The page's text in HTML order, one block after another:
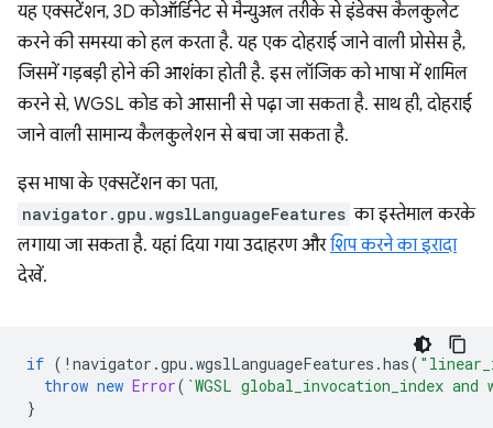
यह एक्सटेंशन, 3D कोऑर्डिनेट से मैन्युअल तरीके से इंडेक्स कैलकुलेट
करने की समस्या को हल करता है. यह एक दोहराई जाने वाली प्रोसेस है,
जिसमें गड़बड़ी होने की आशंका होती है. इस लॉजिक को भाषा में शामिल
करने से, WGSL कोड को आसानी से पढ़ा जा सकता है. साथ ही, दोहराई
जाने वाली सामान्य कैलकुलेशन से बचा जा सकता है.
इस भाषा के एक्सटेंशन का पता,
navigator.gpu.wgslLanguageFeatures का इस्तेमाल करके
लगाया जा सकता है. यहां दिया गया उदाहरण औरशिप करने का इरादा
देखें.
if ( ! navigator .gpu .wgslLanguageFeatures .has(
throw new Error( `WGSL global_invocation_index
}